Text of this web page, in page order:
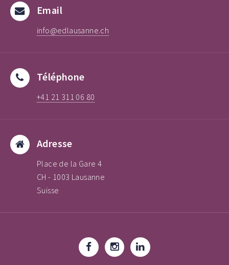
Email
info@edlausanne.ch
Téléphone
+41 21 311 06 80
Adresse
Place de la Gare 4
CH - 1003 Lausanne
Suisse